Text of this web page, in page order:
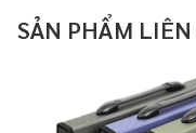
SẢN PHẨM LIÊN